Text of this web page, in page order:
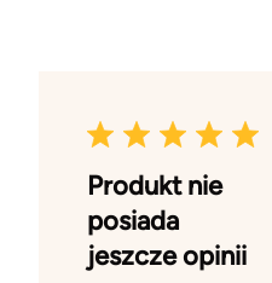
Produkt nie
posiada
jeszcze opinii